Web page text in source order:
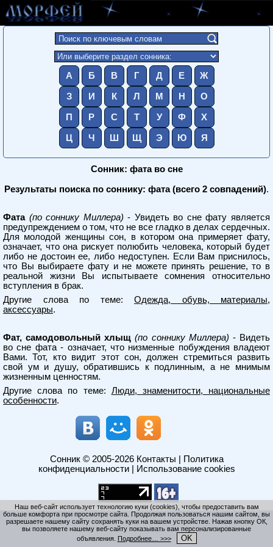
А Б В Г Д Е Ж
З И К Л М Н О
П Р С Т У Ф Х
Ц Ч Ш Щ Э Ю Я
Сонник: фата во сне
Результаты поиска по соннику: фата (всего 2 совпадений).
Фата (по соннику Миллера) - Увидеть во сне фату является
предупреждением о том, что не все гладко в делах сердечных.
Для молодой женщины сон, в котором она примеряет фату,
означает, что она рискует полюбить человека, который будет
либо не достоин ее, либо недоступен. Если Вам приснилось,
что Вы выбираете фату и не можете принять решение, то в
реальной жизни Вы испытываете сомнения относительно
вступления в брак.
Другие слова по теме: Одежда, обувь, материалы,
аксессуары.
Фат, самодовольный хлыщ (по соннику Миллера) - Видеть
во сне фата - означает, что низменные побуждения владеют
Вами. Тот, кто видит этот сон, должен стремиться развить
свой ум и душу, обратившись к подлинным, а не мнимым
жизненным ценностям.
Другие слова по теме: Люди, знаменитости, национальные
особенности.
Сонник© 2005-2026 Контакты
Политика
конфиденциальности| Использование cookies
Наш веб-сайт использует технологию куки (cookies), чтобы предоставить вам
больше комфорта при просмотре сайта. Продолжая пользоваться нашим сайтом, вы
разрешаете нашему сайту сохранять куки на вашем устройстве. Нажав кнопку ОК,
вы позволяете нашему веб-сайту показывать вам персонализированные
объявления. Подробнее… >>> OK